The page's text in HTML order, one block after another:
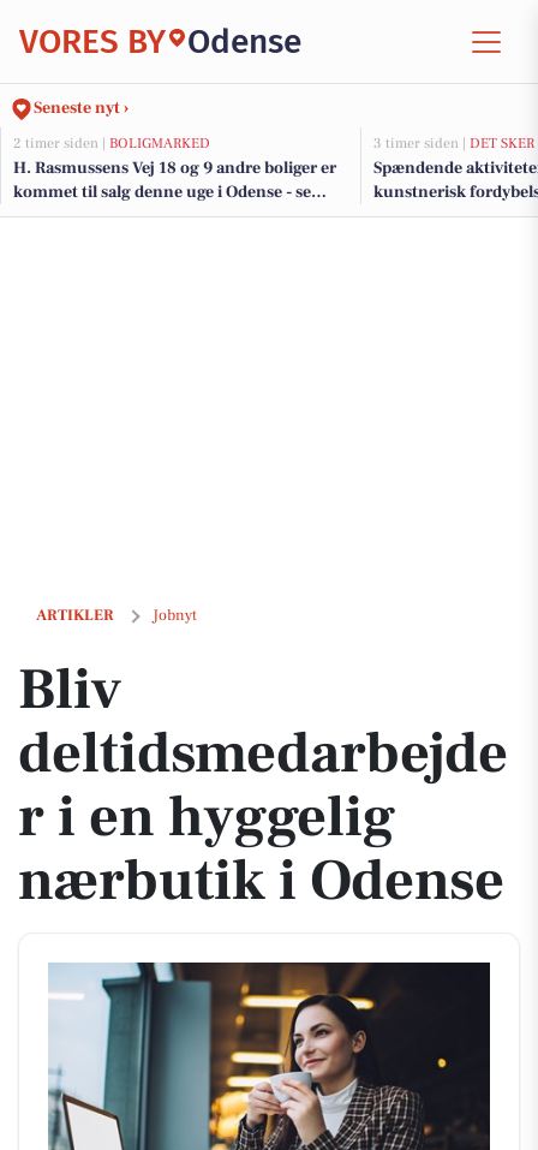
VORES BY Odense
Seneste nyt ›
2 timer siden | BOLIGMARKED
H. Rasmussens Vej 18 og 9 andre boliger er
kommet til salg denne uge i Odense - se
boligerne her.
3 timer siden | DET SKER
Spændende
kunstnerisk
ARTIKLER Jobnyt
Bliv deltidsmedarbejder i en hyggelig nærbutik i Odense
Bliv
deltidsmedarbejde
r i en hyggelig
nærbutik i Odense